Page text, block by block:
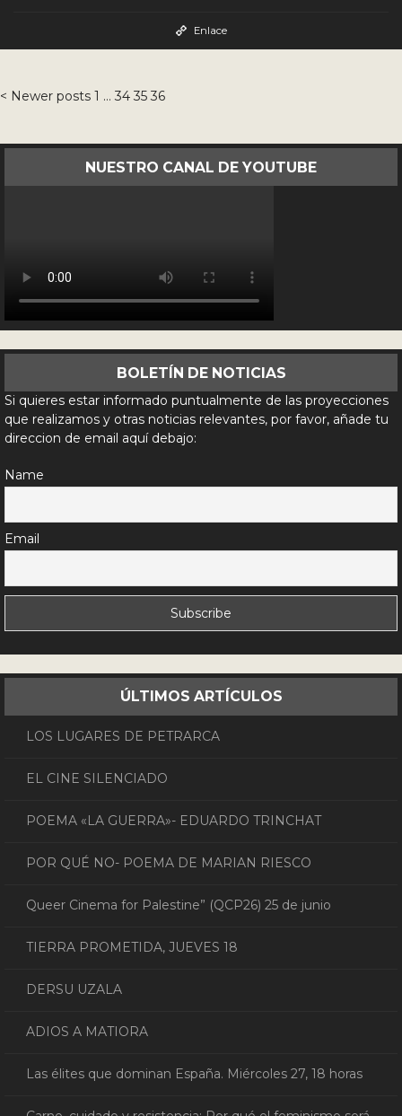
Enlace
Paginación
< Newer posts 1 … 34 35 36
NUESTRO CANAL DE YOUTUBE
BOLETÍN DE NOTICIAS
Si quieres estar informado puntualmente de las proyecciones
que realizamos y otras noticias relevantes, por favor, añade tu
direccion de email aquí debajo:
Name
Email
ÚLTIMOS ARTÍCULOS
LOS LUGARES DE PETRARCA
EL CINE SILENCIADO
POEMA «LA GUERRA»- EDUARDO TRINCHAT
POR QUÉ NO- POEMA DE MARIAN RIESCO
Queer Cinema for Palestine” (QCP26) 25 de junio
TIERRA PROMETIDA, JUEVES 18
DERSU UZALA
ADIOS A MATIORA
Las élites que dominan España. Miércoles 27, 18 horas